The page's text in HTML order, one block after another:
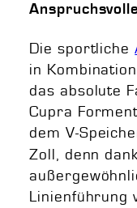
Die sportliche
in
das absolute
Cupra
dem V-
Zoll, denn
Linienführung